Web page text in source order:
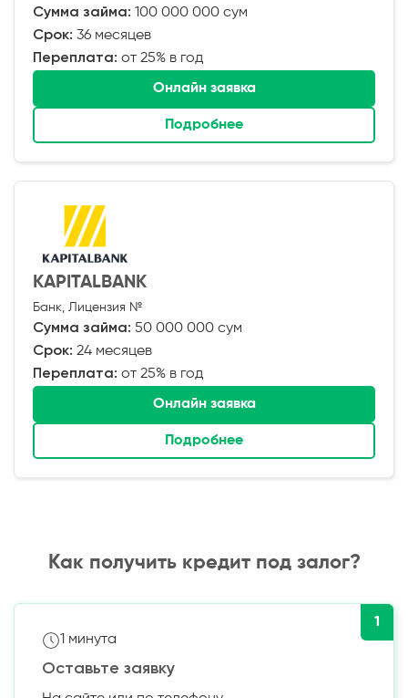
Сумма займа: 100 000 000 сум
Срок: 36 месяцев
Переплата: от 25% в год
Онлайн заявка
Подробнее
KAPITALBANK
Банк, Лицензия №
Сумма займа: 50 000 000 сум
Срок: 24 месяцев
Переплата: от 25% в год
Онлайн заявка
Подробнее
Как получить кредит под залог?
1
1 минута
Оставьте заявку